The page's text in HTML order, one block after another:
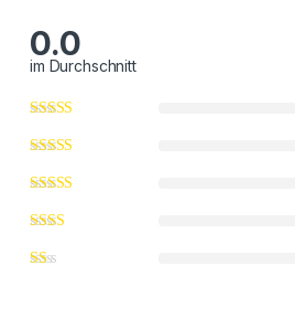
0.0
im Durchschnitt